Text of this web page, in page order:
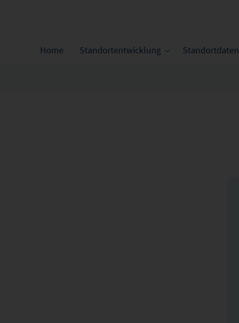
Home Standortentwicklung Standortdaten